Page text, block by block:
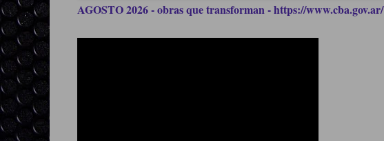
AGOSTO 2026 - obras que transforman - https://www.cba.gov.ar/